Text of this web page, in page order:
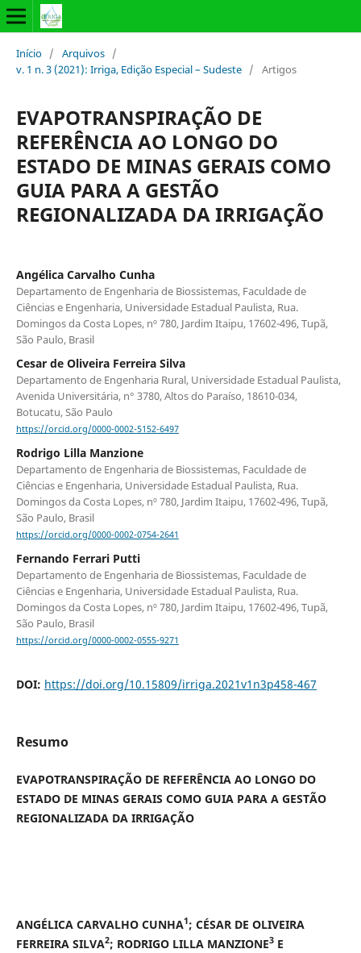
Início / Arquivos /
v. 1 n. 3 (2021): Irriga, Edição Especial – Sudeste / Artigos
EVAPOTRANSPIRAÇÃO DE
REFERÊNCIA AO LONGO DO
ESTADO DE MINAS GERAIS COMO
GUIA PARA A GESTÃO
REGIONALIZADA DA IRRIGAÇÃO
Angélica Carvalho Cunha
Departamento de Engenharia de Biossistemas, Faculdade de
Ciências e Engenharia, Universidade Estadual Paulista, Rua.
Domingos da Costa Lopes, nº 780, Jardim Itaipu, 17602-496, Tupã,
São Paulo, Brasil
Cesar de Oliveira Ferreira Silva
Departamento de Engenharia Rural, Universidade Estadual Paulista,
Avenida Universitária, n° 3780, Altos do Paraíso, 18610-034,
Botucatu, São Paulo
https://orcid.org/0000-0002-5152-6497
Rodrigo Lilla Manzione
Departamento de Engenharia de Biossistemas, Faculdade de
Ciências e Engenharia, Universidade Estadual Paulista, Rua.
Domingos da Costa Lopes, nº 780, Jardim Itaipu, 17602-496, Tupã,
São Paulo, Brasil
https://orcid.org/0000-0002-0754-2641
Fernando Ferrari Putti
Departamento de Engenharia de Biossistemas, Faculdade de
Ciências e Engenharia, Universidade Estadual Paulista, Rua.
Domingos da Costa Lopes, nº 780, Jardim Itaipu, 17602-496, Tupã,
São Paulo, Brasil
https://orcid.org/0000-0002-0555-9271
DOI: https://doi.org/10.15809/irriga.2021v1n3p458-467
Resumo
EVAPOTRANSPIRAÇÃO DE REFERÊNCIA AO LONGO DO
ESTADO DE MINAS GERAIS COMO GUIA PARA A GESTÃO
REGIONALIZADA DA IRRIGAÇÃO
ANGÉLICA CARVALHO CUNHA1; CÉSAR DE OLIVEIRA
FERREIRA SILVA2; RODRIGO LILLA MANZIONE3E